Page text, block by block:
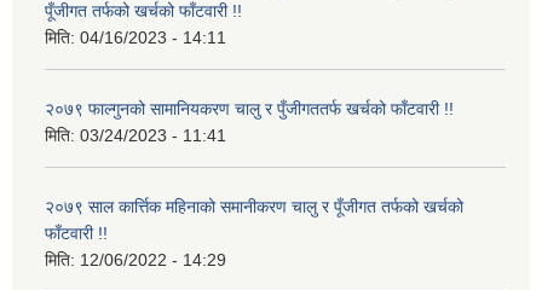
पूँजीगत तर्फको खर्चको फाँटवारी !!
मिति: 04/16/2023 - 14:11
२०७९ फाल्गुनको सामानियकरण चालु र पुँजीगततर्फ खर्चको फाँटवारी !!
मिति: 03/24/2023 - 11:41
२०७९ साल कार्त्तिक महिनाको समानीकरण चालु र पूँजीगत तर्फको खर्चको
फाँटवारी !!
मिति: 12/06/2022 - 14:29